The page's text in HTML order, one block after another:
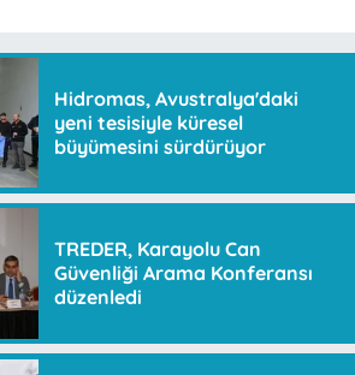
Hidromas, Avustralya'daki
yeni tesisiyle küresel
büyümesini sürdürüyor
TREDER, Karayolu Can
Güvenliği Arama Konferansı
düzenledi